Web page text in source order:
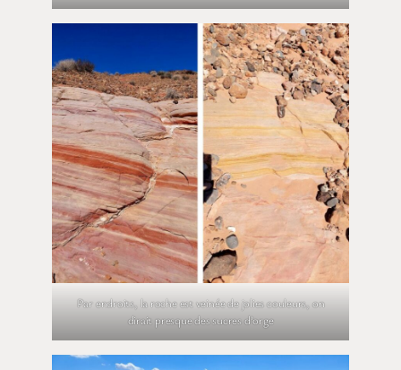
Par endroits, la roche est veinée de jolies couleurs, on
dirait presque des sucres d’orge